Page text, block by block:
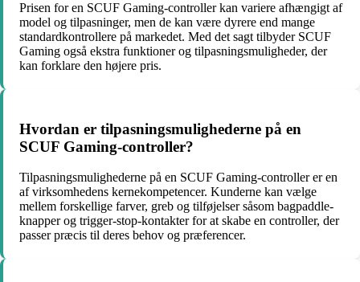
Prisen for en SCUF Gaming-controller kan variere afhængigt af
model og tilpasninger, men de kan være dyrere end mange
standardkontrollere på markedet. Med det sagt tilbyder SCUF
Gaming også ekstra funktioner og tilpasningsmuligheder, der
kan forklare den højere pris.
Hvordan er tilpasningsmulighederne på en
SCUF Gaming-controller?
Tilpasningsmulighederne på en SCUF Gaming-controller er en
af virksomhedens kernekompetencer. Kunderne kan vælge
mellem forskellige farver, greb og tilføjelser såsom bagpaddle-
knapper og trigger-stop-kontakter for at skabe en controller, der
passer præcis til deres behov og præferencer.